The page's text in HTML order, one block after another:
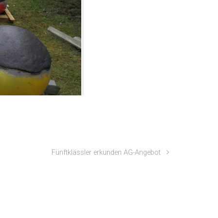
Fünftklässler erkunden AG-Angebot